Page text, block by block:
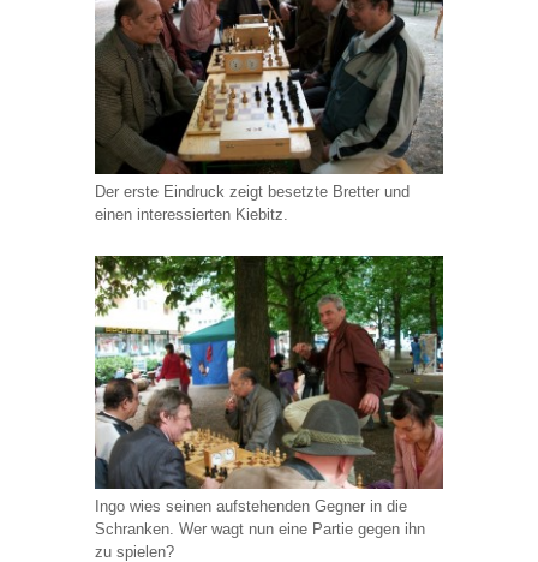
Der erste Eindruck zeigt besetzte Bretter und
einen interessierten Kiebitz.
Ingo wies seinen aufstehenden Gegner in die
Schranken. Wer wagt nun eine Partie gegen ihn
zu spielen?